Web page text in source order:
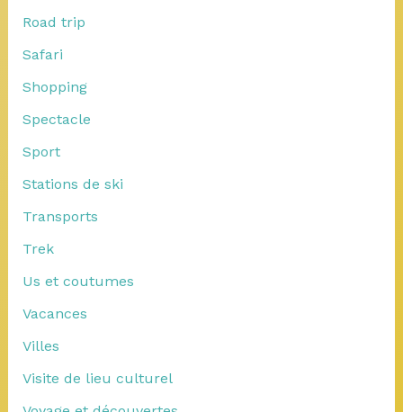
Road trip
Safari
Shopping
Spectacle
Sport
Stations de ski
Transports
Trek
Us et coutumes
Vacances
Villes
Visite de lieu culturel